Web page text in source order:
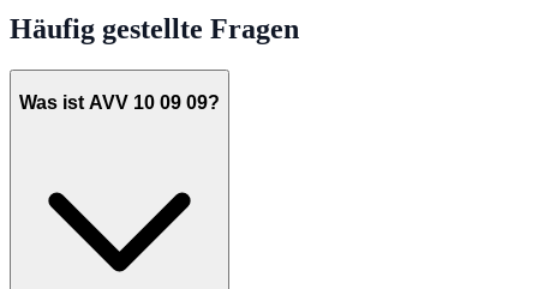
Häufig gestellte Fragen
Was ist AVV 10 09 09?